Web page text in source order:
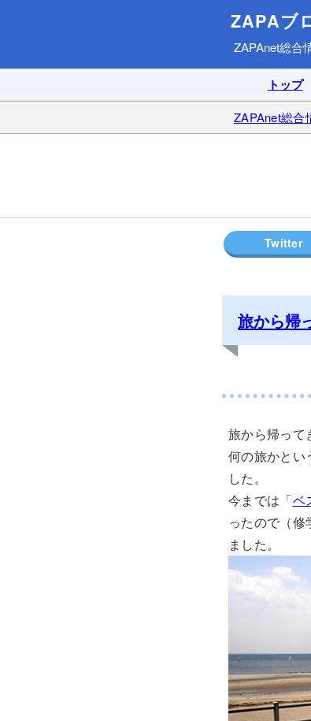
ZAPAブ
ZAPAnet総合
トップ
ZAPAnet総合
旅から帰
旅から帰って
何の旅かとい
した。
今までは「ベ
ったので（
ました。